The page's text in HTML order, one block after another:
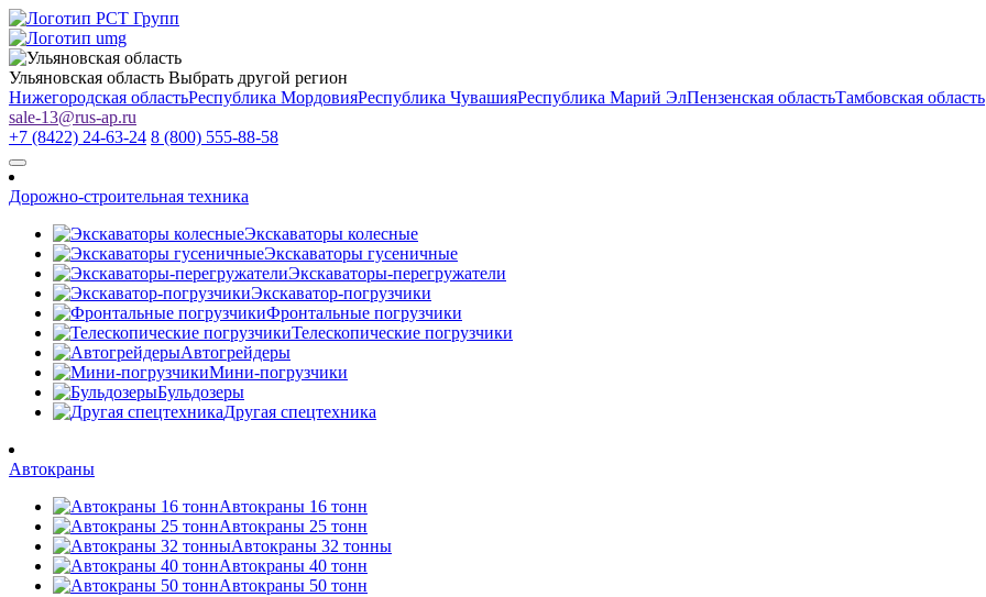
Ульяновская область Выбрать другой регион
Нижегородская областьРеспублика МордовияРеспублика ЧувашияРеспублика Марий ЭлПензенская областьТамбовская область
sale-13@rus-ap.ru
+7 (8422) 24-63-24 8 (800) 555-88-58
Дорожно-строительная техника
Экскаваторы колесные
Экскаваторы гусеничные
Экскаваторы-перегружатели
Экскаватор-погрузчики
Фронтальные погрузчики
Телескопические погрузчики
Автогрейдеры
Мини-погрузчики
Бульдозеры
Другая спецтехника
Автокраны
Автокраны 16 тонн
Автокраны 25 тонн
Автокраны 32 тонны
Автокраны 40 тонн
Автокраны 50 тонн